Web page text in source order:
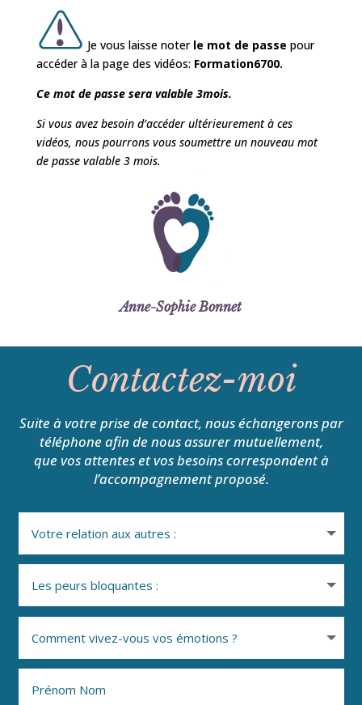
Je vous laisse noterle mot de passe pour
accéder à la page des vidéos: Formation6700.
Ce mot de passe sera valable 3mois.
Si vous avez besoin d’accéder ultérieurement à ces
vidéos, nous pourrons vous soumettre un nouveau mot
de passe valable 3 mois.
Anne-Sophie Bonnet
Contactez-moi
Suite à votre prise de contact, nous échangerons par
téléphone afin de nous assurer mutuellement,
que vos attentes et vos besoins correspondent à
l’accompagnement proposé.